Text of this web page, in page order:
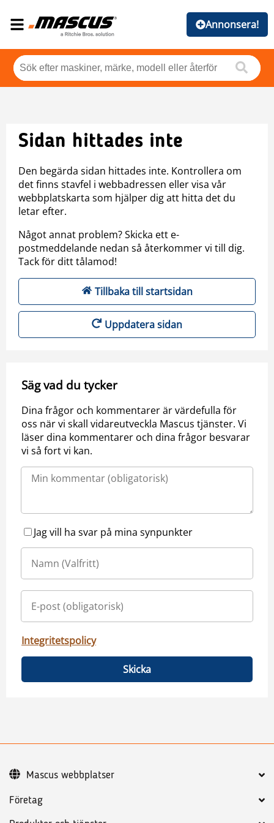
Annonsera!
Sidan hittades inte
Den begärda sidan hittades inte. Kontrollera om
det finns stavfel i webbadressen eller visa vår
webbplatskarta som hjälper dig att hitta det du
letar efter.
Något annat problem? Skicka ett e-
postmeddelande nedan så återkommer vi till dig.
Tack för ditt tålamod!
Tillbaka till startsidan
Uppdatera sidan
Säg vad du tycker
Dina frågor och kommentarer är värdefulla för
oss när vi skall vidareutveckla Mascus tjänster. Vi
läser dina kommentarer och dina frågor besvarar
vi så fort vi kan.
Jag vill ha svar på mina synpunkter
Integritetspolicy
Skicka
Företag
Mascus webbplatser